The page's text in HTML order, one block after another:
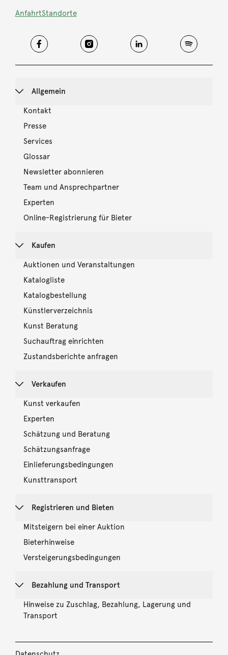
AnfahrtStandorte
Allgemein
Kontakt
Presse
Services
Glossar
Newsletter abonnieren
Team und Ansprechpartner
Experten
Online-Registrierung für Bieter
Kaufen
Auktionen und Veranstaltungen
Katalogliste
Katalogbestellung
Künstlerverzeichnis
Kunst Beratung
Suchauftrag einrichten
Zustandsberichte anfragen
Verkaufen
Kunst verkaufen
Experten
Schätzung und Beratung
Schätzungsanfrage
Einlieferungsbedingungen
Kunsttransport
Registrieren und Bieten
Mitsteigern bei einer Auktion
Bieterhinweise
Versteigerungsbedingungen
Bezahlung und Transport
Hinweise zu Zuschlag, Bezahlung, Lagerung und
Transport